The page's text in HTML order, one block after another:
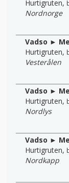
Hurtigruten,
Nordnorge
Vadso ►
Hurtigruten,
Vesterålen
Vadso ►
Hurtigruten,
Nordlys
Vadso ►
Hurtigruten,
Nordkapp